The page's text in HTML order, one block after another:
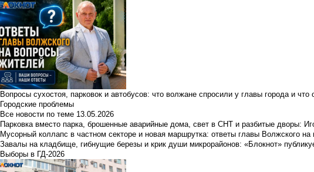
Вопросы сухостоя, парковок и автобусов: что волжане спросили у главы города и что
Городские проблемы
Все новости по теме 13.05.2026
Парковка вместо парка, брошенные аварийные дома, свет в СНТ и разбитые дворы:
Мусорный коллапс в частном секторе и новая маршрутка: ответы главы Волжского
Завалы на кладбище, гибнущие березы и крик души микрорайонов: «Блокнот»
Выборы в ГД-2026